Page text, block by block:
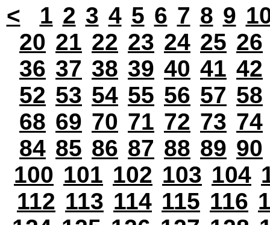
< 1 2 3 4 5 6 7 8 9
20 21 22 23 24 25 26
36 37 38 39 40 41 42
52 53 54 55 56 57 58
68 69 70 71 72 73 74
84 85 86 87 88 89 90
100 101 102 103 104
112 113 114 115 116